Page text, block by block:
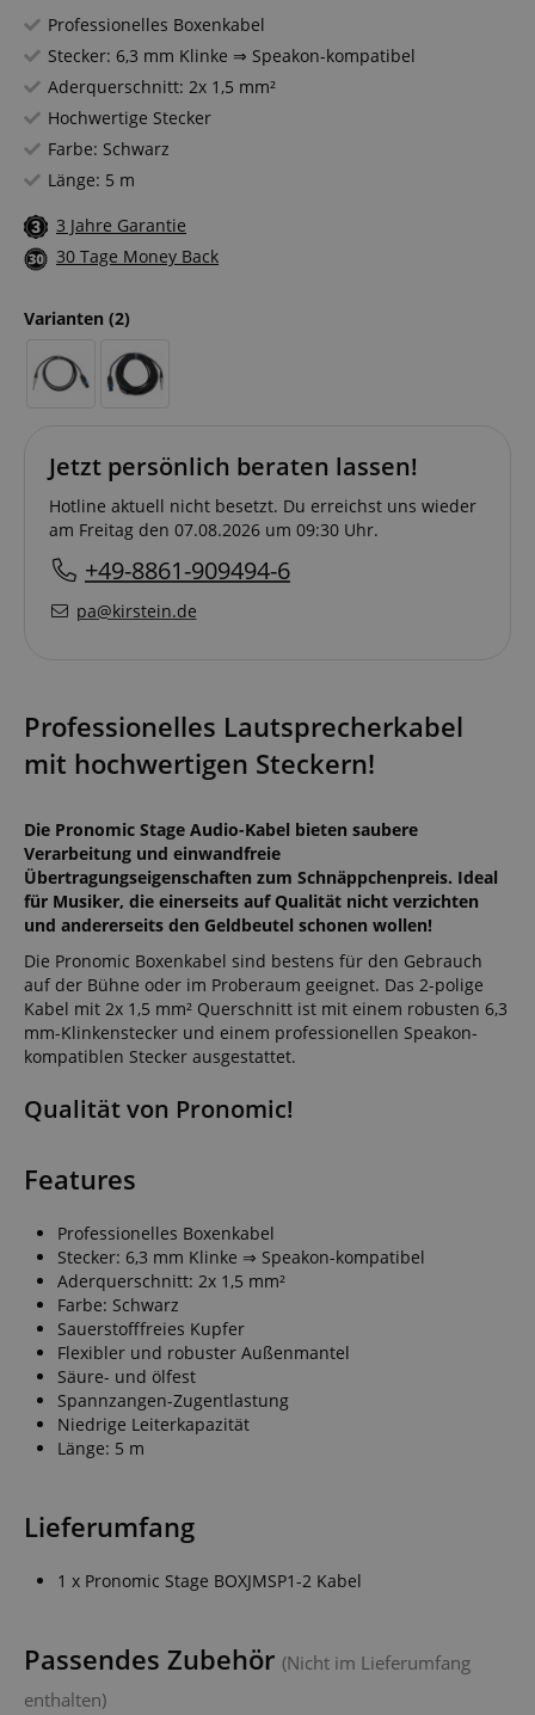
Professionelles Boxenkabel
Stecker: 6,3 mm Klinke ⇒ Speakon-kompatibel
Aderquerschnitt: 2x 1,5 mm²
Hochwertige Stecker
Farbe: Schwarz
Länge: 5 m
3 Jahre Garantie
30 Tage Money Back
Varianten (2)
Jetzt persönlich beraten lassen!
Hotline aktuell nicht besetzt. Du erreichst uns wieder
am Freitag den 07.08.2026 um 09:30 Uhr.
+49-8861-909494-6
pa@kirstein.de
Professionelles Lautsprecherkabel
mit hochwertigen Steckern!
Die Pronomic Stage Audio-Kabel bieten saubere
Verarbeitung und einwandfreie
Übertragungseigenschaften zum Schnäppchenpreis. Ideal
für Musiker, die einerseits auf Qualität nicht verzichten
und andererseits den Geldbeutel schonen wollen!
Die Pronomic Boxenkabel sind bestens für den Gebrauch
auf der Bühne oder im Proberaum geeignet. Das 2-polige
Kabel mit 2x 1,5 mm² Querschnitt ist mit einem robusten 6,3
mm-Klinkenstecker und einem professionellen Speakon-
kompatiblen Stecker ausgestattet.
Qualität von Pronomic!
Features
Professionelles Boxenkabel
Stecker: 6,3 mm Klinke ⇒ Speakon-kompatibel
Aderquerschnitt: 2x 1,5 mm²
Farbe: Schwarz
Sauerstofffreies Kupfer
Flexibler und robuster Außenmantel
Säure- und ölfest
Spannzangen-Zugentlastung
Niedrige Leiterkapazität
Länge: 5 m
Lieferumfang
1 x Pronomic Stage BOXJMSP1-2 Kabel
Passendes Zubehör (Nicht im Lieferumfang
enthalten)